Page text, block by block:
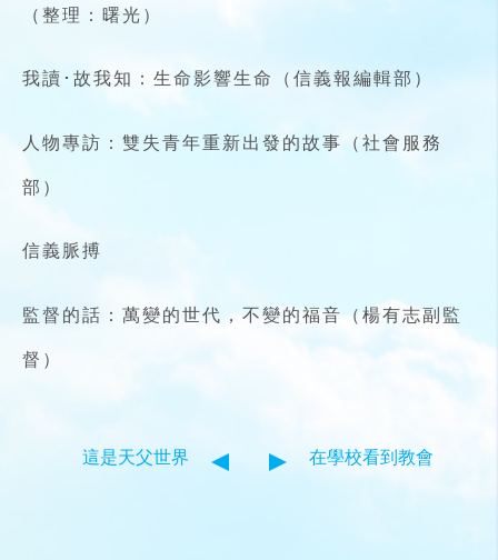
（整理：曙光）
我讀･故我知：生命影響生命（信義報編輯部）
人物專訪：雙失青年重新出發的故事（社會服務
部）
信義脈搏
監督的話：萬變的世代，不變的福音（楊有志副監
督）
這是天父世界 在學校看到教會